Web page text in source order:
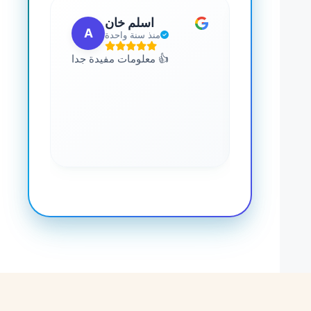
A
اسلم خان
منذ سنة واحدة
معلومات مفيدة جدا 👍